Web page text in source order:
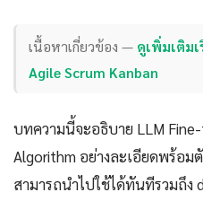
เนื้อหาเกี่ยวข้อง — ดูเพิ่มเติม
Agile Scrum Kanban
บทความนี้จะอธิบาย LLM Fine-
Algorithm อย่างละเอียดพร้อม
สามารถนำไปใช้ได้ทันทีรวมถึง